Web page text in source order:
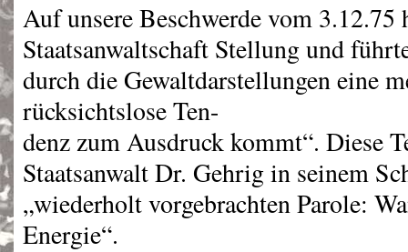
Auf unsere Beschwerde vom 3.12.75
Staatsanwaltschaft Stellung und
durch die Gewaltdarstellungen eine
rücksichtslose Ten-
denz zum Ausdruck kommt“. Diese
Staatsanwalt Dr. Gehrig in seinem
„wiederholt vorgebrachten Parole:
Energie“.